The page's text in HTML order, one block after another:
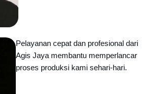
Pelayanan cepat dan profesional dari
Agis Jaya membantu memperlancar
proses produksi kami sehari-hari.